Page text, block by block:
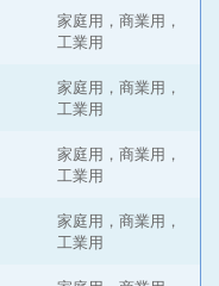
家庭用，商業用，
工業用
家庭用，商業用，
工業用
家庭用，商業用，
工業用
家庭用，商業用，
工業用